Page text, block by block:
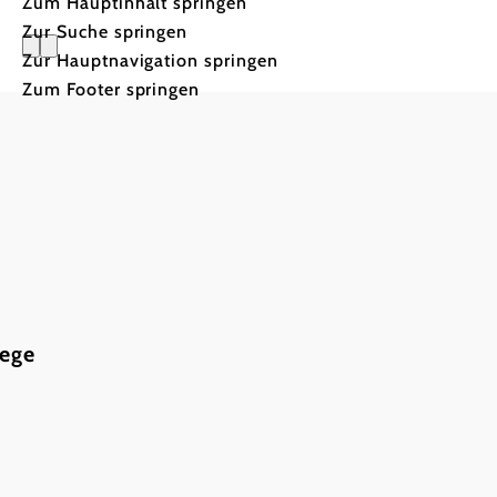
Zur Suche springen
Zur Hauptnavigation springen
Zum Footer springen